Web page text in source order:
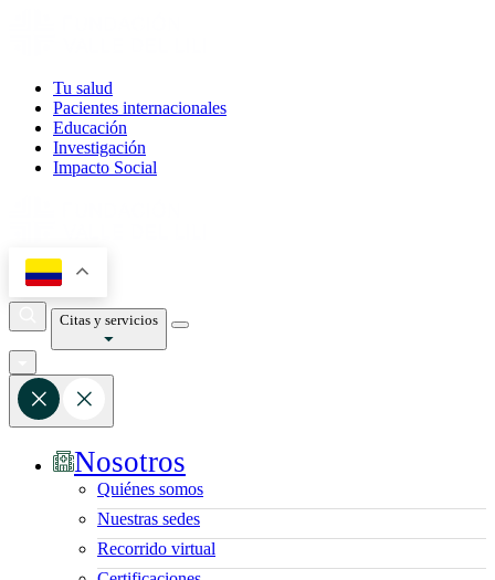
Tu salud
Pacientes internacionales
Educación
Investigación
Impacto Social
Citas y servicios
Nosotros
Quiénes somos
Nuestras sedes
Recorrido virtual